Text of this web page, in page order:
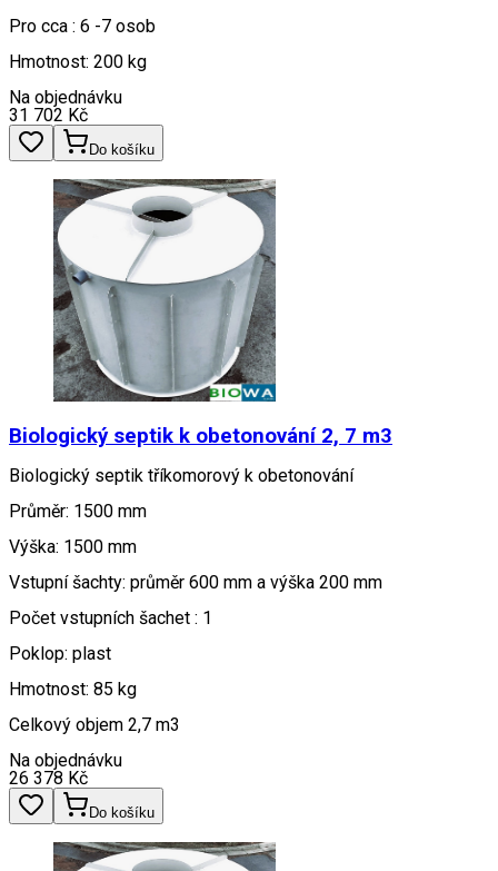
Pro cca : 6 -7 osob
Hmotnost: 200 kg
Na objednávku
31 702 Kč
Do košíku
Biologický septik k obetonování 2, 7 m3
Biologický septik tříkomorový k obetonování
Průměr: 1500 mm
Výška: 1500 mm
Vstupní šachty: průměr 600 mm a výška 200 mm
Počet vstupních šachet : 1
Poklop: plast
Hmotnost: 85 kg
Celkový objem 2,7 m3
Na objednávku
26 378 Kč
Do košíku